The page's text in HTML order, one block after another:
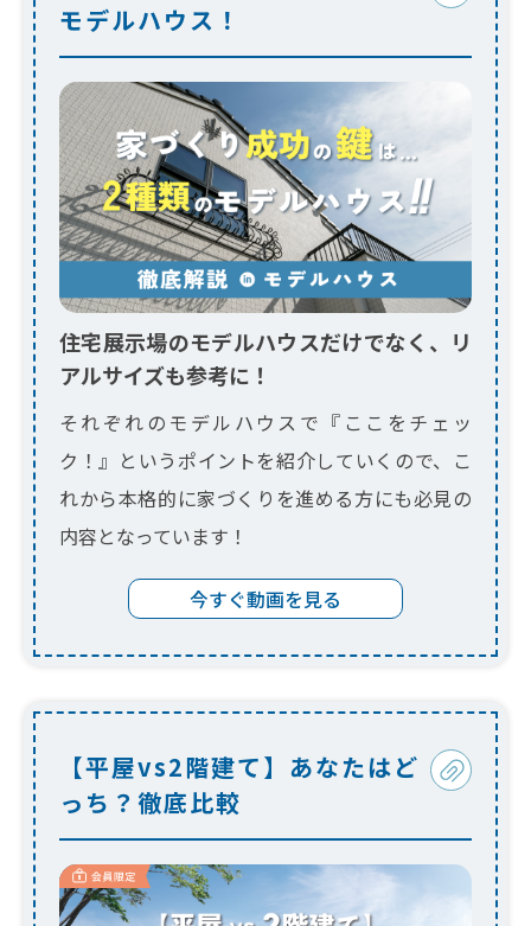
モデルハウス！
住宅展示場のモデルハウスだけでなく、リ
アルサイズも参考に！
それぞれのモデルハウスで『ここをチェッ
ク！』というポイントを紹介していくので、こ
れから本格的に家づくりを進める方にも必見の
内容となっています！
今すぐ動画を見る
【平屋vs2階建て】あなたはど
っち？徹底比較